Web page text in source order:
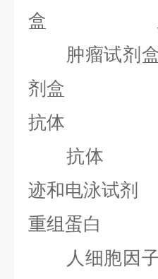
盒 肝纤
肿瘤试剂
剂盒
抗体
抗体
迹和电泳试剂
重组蛋白
人细胞